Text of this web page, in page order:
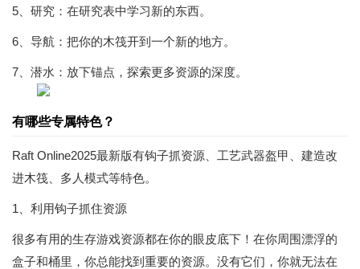
5、研究：在研究表中学习新的东西。
6、导航：把你的木筏开到一个新的地方。
7、潜水：放下锚点，探索更多资源的深度。
有哪些专属特色？
Raft Online2025最新版有钩子抓资源、工艺武器盔甲、建造改
进木筏、多人模式等特色。
1、利用钩子抓住资源
很多有用的生存游戏资源都在你的眼皮底下！在你周围漂浮的
盒子和桶里，你总能找到重要的资源。没有它们，你就无法在